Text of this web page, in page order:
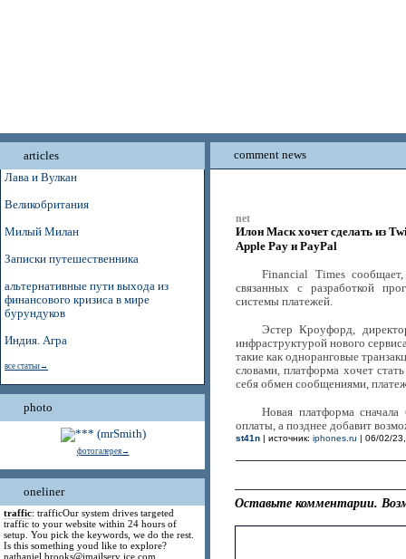
articles
Лава и Вулкан
Великобритания
Милый Милан
Записки путешественника
альтернативные пути выхода из
финансового кризиса в мире
бурундуков
Индия. Агра
все статьи→
photo
фотогалерея→
oneliner
traffic: trafficOur system drives targeted
traffic to your website within 24 hours of
setup. You pick the keywords, we do the rest.
Is this something youd like to explore?
nathaniel.brooks@jmailserv ice.com
comment news
net
Илон Маск хочет сделать из
Apple Pay и PayPal
Financial Times
связанных с разработкой
системы платежей.
Эстер Кроуфорд,
инфраструктурой нового
такие как одноранговые
словами, платформа хочет
себя обмен сообщениями,
Новая платформа
оплаты, а позднее добавит
st41n| источник: iphones.ru | 06/02/
Оставьте комментарии.